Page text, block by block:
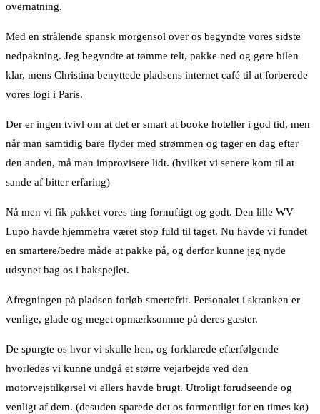
overnatning.
Med en strålende spansk morgensol over os begyndte vores sidste
nedpakning. Jeg begyndte at tømme telt, pakke ned og gøre bilen
klar, mens Christina benyttede pladsens internet café til at forberede
vores logi i Paris.
Der er ingen tvivl om at det er smart at booke hoteller i god tid, men
når man samtidig bare flyder med strømmen og tager en dag efter
den anden, må man improvisere lidt. (hvilket vi senere kom til at
sande af bitter erfaring)
Nå men vi fik pakket vores ting fornuftigt og godt. Den lille WV
Lupo havde hjemmefra været stop fuld til taget. Nu havde vi fundet
en smartere/bedre måde at pakke på, og derfor kunne jeg nyde
udsynet bag os i bakspejlet.
Afregningen på pladsen forløb smertefrit. Personalet i skranken er
venlige, glade og meget opmærksomme på deres gæster.
De spurgte os hvor vi skulle hen, og forklarede efterfølgende
hvorledes vi kunne undgå et større vejarbejde ved den
motorvejstilkørsel vi ellers havde brugt. Utroligt forudseende og
venligt af dem. (desuden sparede det os formentligt for en times kø)